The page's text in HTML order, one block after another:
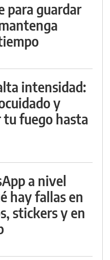
para guardar
intensidad:
y
tu fuego hasta
a nivel
hay fallas en
stickers y en